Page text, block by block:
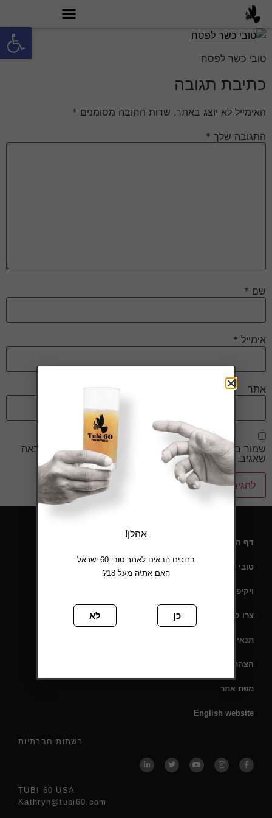
פתח
טובי כשר לפסח
כתיבת תגובה
האימייל לא יוצג באתר. שדות החובה מסומנים *
התגובה שלך *
שם *
אימייל *
אתר
שמור בדפדפן זה את השם, האימייל והאתר שלי לפעם הבאה
שאגיב.
רשתות חברתיות
TUBI 60 USA
Kathryn@tubi60.com
דף הבית
טובי 60 – תעודת כשרות
ויקיפדיה
צרו קשר
תנאי שימוש
הצהרת נגישות
מפת אתר
English website
אהלן!
ברוכים הבאים לאתר טובי 60 ישראל
האם את\ה מעל 18?
כן לא